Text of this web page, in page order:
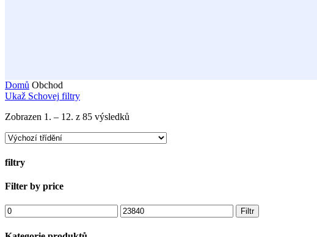
Domů Obchod
Ukaž Schovej filtry
Zobrazen 1. – 12. z 85 výsledků
filtry
Close
Filter by price
Minimální
cena
Maximální
cena
Filtr